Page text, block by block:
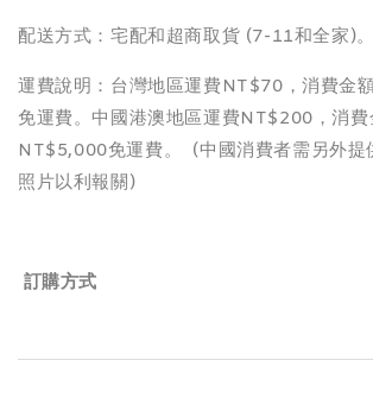
配送方式：宅配和超商取貨 (7-11和全家)
運費說明：台灣地區運費NT$70，消費金
免運費。中國港澳地區運費NT$200，消費
NT$5,000免運費。 (中國消費者需另外提
照片以利報關)
訂購方式